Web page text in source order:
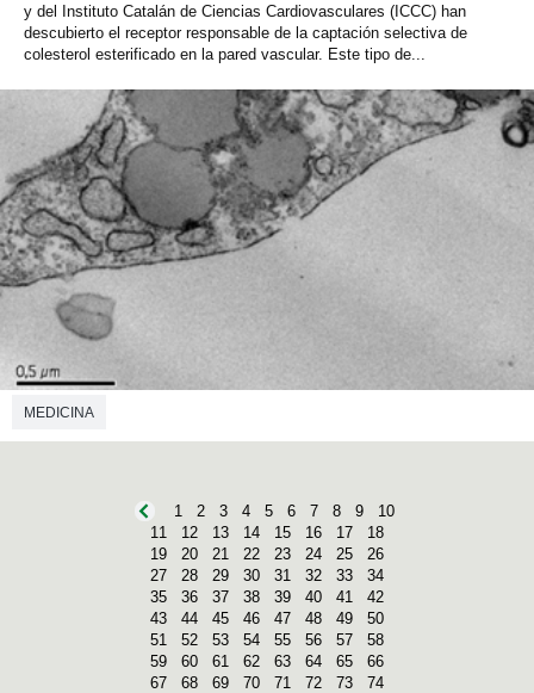
y del Instituto Catalán de Ciencias Cardiovasculares (ICCC) han
descubierto el receptor responsable de la captación selectiva de
colesterol esterificado en la pared vascular. Este tipo de...
MEDICINA
1 2 3 4 5 6 7 8 9
10
11
12 13 14 15 16 17
18
19
20 21 22 23 24 25
26
27
28 29 30 31 32 33
34
35
36 37 38 39 40 41
42
43
44 45 46 47 48 49
50
51
52 53 54 55 56 57
58
59
60 61 62 63 64 65
66
67
68 69 70 71 72 73
74